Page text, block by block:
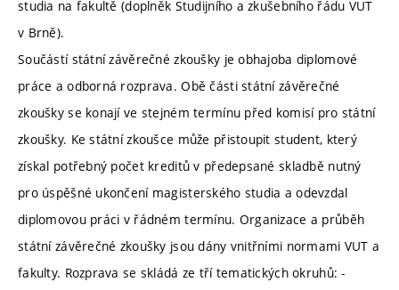
studia na fakultě (doplněk Studijního a zkušebního řádu VUT
v Brně).
Součástí státní závěrečné zkoušky je obhajoba diplomové
práce a odborná rozprava. Obě části státní závěrečné
zkoušky se konají ve stejném termínu před komisí pro státní
zkoušky. Ke státní zkoušce může přistoupit student, který
získal potřebný počet kreditů v předepsané skladbě nutný
pro úspěšné ukončení magisterského studia a odevzdal
diplomovou práci v řádném termínu. Organizace a průběh
státní závěrečné zkoušky jsou dány vnitřními normami VUT a
fakulty. Rozprava se skládá ze tří tematických okruhů: -